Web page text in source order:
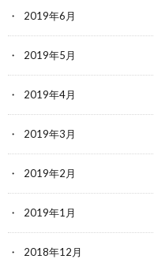
2019年6月
2019年5月
2019年4月
2019年3月
2019年2月
2019年1月
2018年12月